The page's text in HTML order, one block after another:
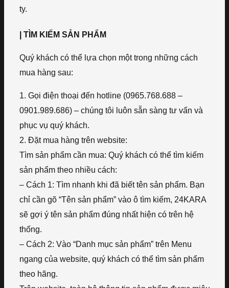
ty.
| TÌM KIẾM SẢN PHẨM
Quý khách có thể lựa chọn một trong những cách
mua hàng sau:
1. Gọi điện thoại đến hotline (0965.768.688 –
0901.989.686) – chúng tôi luôn sẵn sàng tư vấn và
phục vụ quý khách.
2. Đặt mua hàng trên website:
Tìm sản phẩm cần mua: Quý khách có thể tìm kiếm
sản phẩm theo nhiều cách:
– Cách 1: Tìm nhanh khi đã biết tên sản phẩm. Bạn
chỉ cần gõ “Tên sản phẩm” vào ô tìm kiếm, 24KARA
sẽ gợi ý tên sản phẩm đúng nhất hiện có trên hệ
thống.
– Cách 2: Vào “Danh mục sản phẩm” trên Menu
ngang của website, quý khách có thể tìm sản phẩm
theo hãng.